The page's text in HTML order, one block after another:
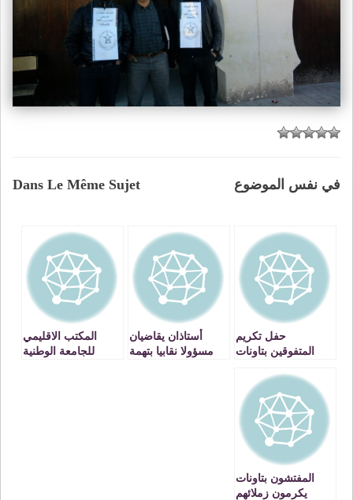
Dans Le Même Sujet في نفس الموضوع
حفل تكريم
المتفوقين بتاونات
أستاذان يقاضيان
مسؤولا نقابيا بتهمة
المكتب الاقليمي
للجامعة الوطنية
المفتشون بتاونات
يكرمون زملائهم